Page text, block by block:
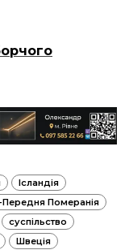
Ісландія
Померанія
суспільство
Швеція